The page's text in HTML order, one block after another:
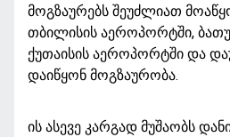
მოგზაურებს შეუძლიათ
თბილისის აეროპორტში,
ქუთაისის აეროპორტში და
დაიწყონ მოგზაურობა.
ის ასევე კარგად მუშაობს